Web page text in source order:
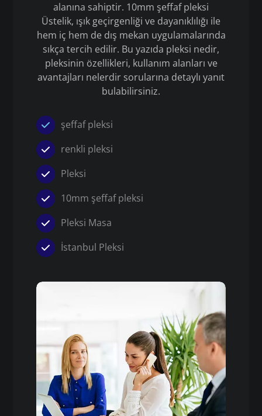
alanına sahiptir. 10mm şeffaf pleksi
Üstelik, ışık geçirgenliği ve dayanıklılığı ile
hem iç hem de dış mekan uygulamalarında
sıkça tercih edilir. Bu yazıda pleksi nedir,
pleksinin özellikleri, kullanım alanları ve
avantajları nelerdir sorularına detaylı yanıt
bulabilirsiniz.
şeffaf pleksi
renkli pleksi
Pleksi
10mm şeffaf pleksi
Pleksi Masa
İstanbul Pleksi